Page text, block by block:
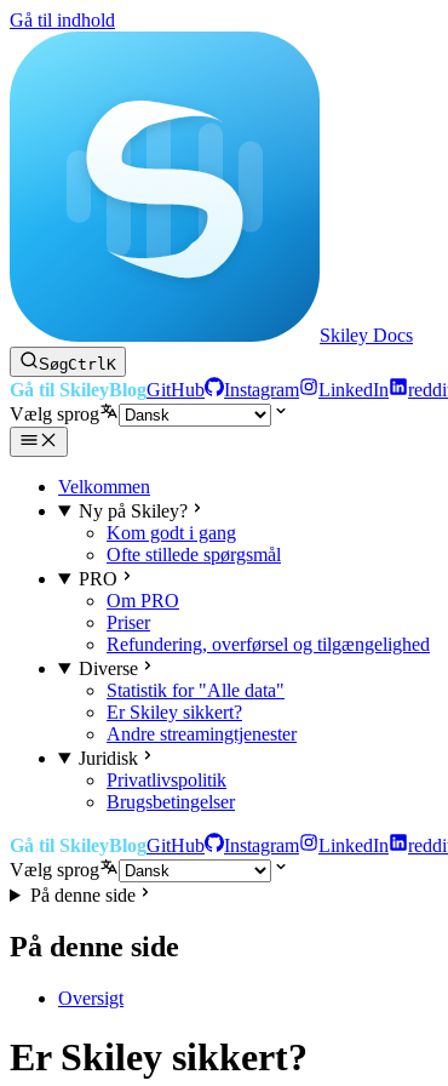
Gå til indhold
Skiley Docs
SøgCtrlK
Gå til SkileyBlogGitHub Instagram LinkedIn
Vælg sprog
Velkommen
Ny på Skiley?
Kom godt i gang
Ofte stillede spørgsmål
PRO
Om PRO
Priser
Refundering, overførsel og tilgængelighed
Diverse
Statistik for "Alle data"
Er Skiley sikkert?
Andre streamingtjenester
Juridisk
Privatlivspolitik
Brugsbetingelser
Gå til SkileyBlogGitHub Instagram LinkedIn
Vælg sprog
På denne side
På denne side
Oversigt
Er Skiley sikkert?